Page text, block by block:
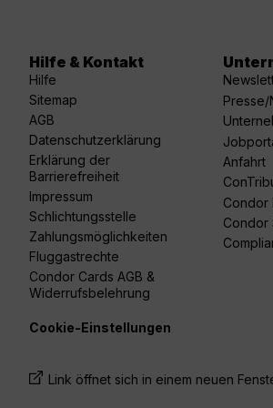
Hilfe & Kontakt
Hilfe
Sitemap
AGB
Datenschutzerklärung
Erklärung der
Barrierefreiheit
Impressum
Schlichtungsstelle
Zahlungsmöglichkeiten
Fluggastrechte
Condor Cards AGB &
Widerrufsbelehrung
Presse/
Anfahrt
Condor
Condor
Cookie-Einstellungen
Link öffnet sich in einem neuen